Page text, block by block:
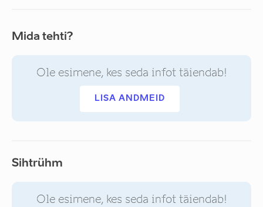
Mida tehti?
Ole esimene, kes seda infot täiendab!
LISA ANDMEID
Sihtrühm
Ole esimene, kes seda infot täiendab!